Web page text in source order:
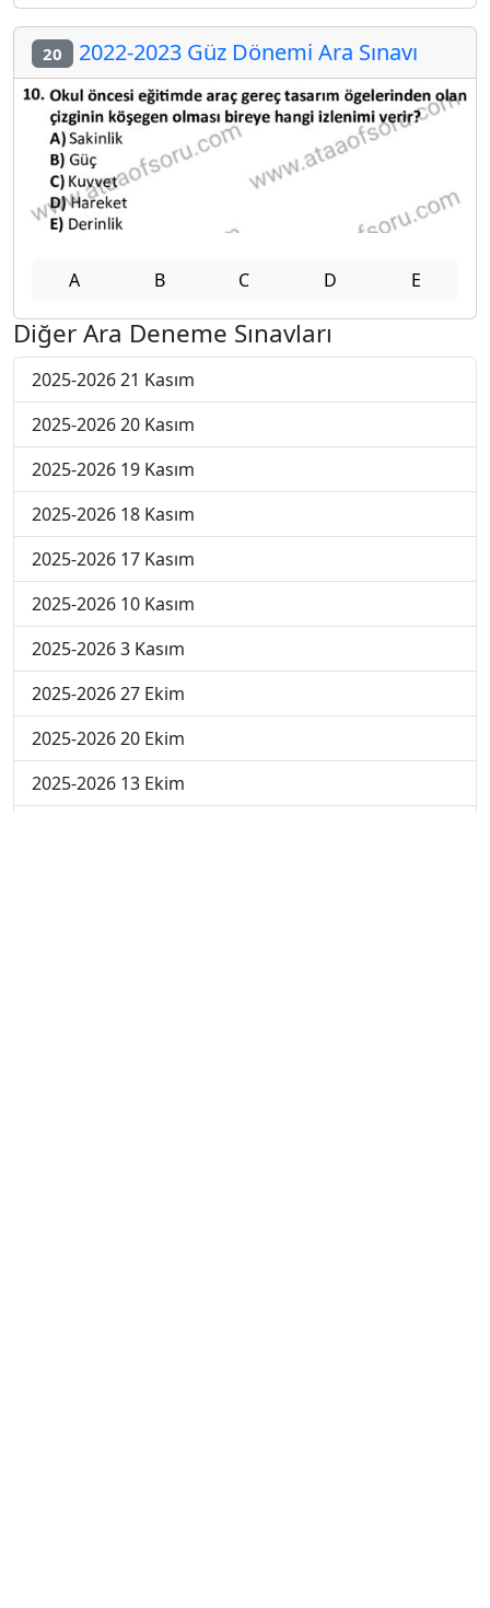
20 2022-2023 Güz Dönemi Ara Sınavı
A B C D E
Diğer Ara Deneme Sınavları
2025-2026 21 Kasım
2025-2026 20 Kasım
2025-2026 19 Kasım
2025-2026 18 Kasım
2025-2026 17 Kasım
2025-2026 10 Kasım
2025-2026 3 Kasım
2025-2026 27 Ekim
2025-2026 20 Ekim
2025-2026 13 Ekim